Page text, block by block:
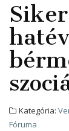
Kategória:
Fóruma